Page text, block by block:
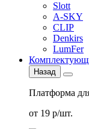
Slott
A-SKY
CLIP
Denkirs
LumFer
Назад
Платформа
от 19 р/шт.